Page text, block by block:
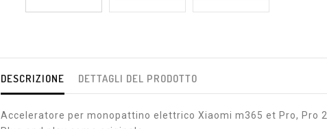
DESCRIZIONE DETTAGLI DEL PRODOTTO
Acceleratore per monopattino elettrico Xiaomi m365 et Pro, Pro 2